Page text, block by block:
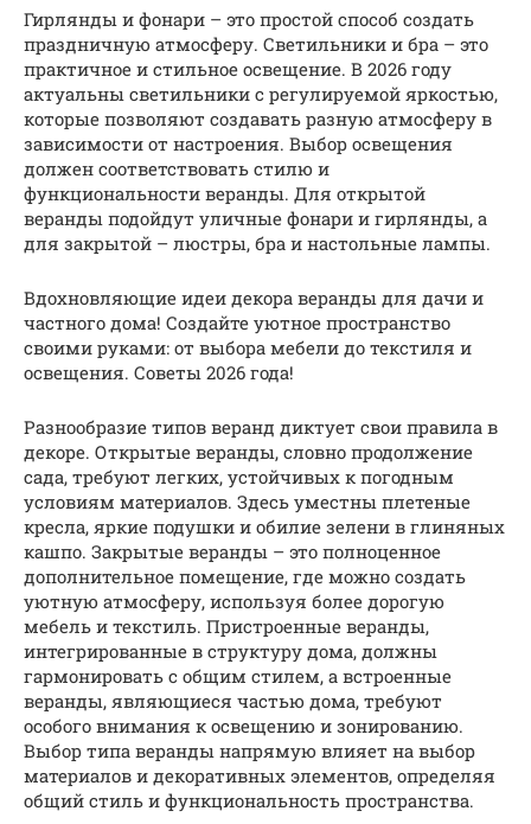
Гирлянды и фонари – это простой способ создать
праздничную атмосферу. Светильники и бра – это
практичное и стильное освещение. В 2026 году
актуальны светильники с регулируемой яркостью,
которые позволяют создавать разную атмосферу в
зависимости от настроения. Выбор освещения
должен соответствовать стилю и
функциональности веранды. Для открытой
веранды подойдут уличные фонари и гирлянды, а
для закрытой – люстры, бра и настольные лампы.
Вдохновляющие идеи декора веранды для дачи и
частного дома! Создайте уютное пространство
своими руками: от выбора мебели до текстиля и
освещения. Советы 2026 года!
Разнообразие типов веранд диктует свои правила в
декоре. Открытые веранды, словно продолжение
сада, требуют легких, устойчивых к погодным
условиям материалов. Здесь уместны плетеные
кресла, яркие подушки и обилие зелени в глиняных
кашпо. Закрытые веранды – это полноценное
дополнительное помещение, где можно создать
уютную атмосферу, используя более дорогую
мебель и текстиль. Пристроенные веранды,
интегрированные в структуру дома, должны
гармонировать с общим стилем, а встроенные
веранды, являющиеся частью дома, требуют
особого внимания к освещению и зонированию.
Выбор типа веранды напрямую влияет на выбор
материалов и декоративных элементов, определяя
общий стиль и функциональность пространства.